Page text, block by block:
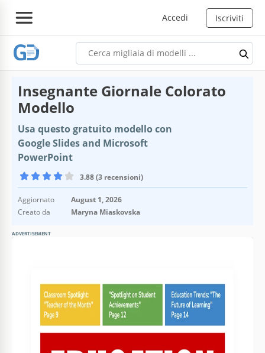
Accedi Iscriviti
Insegnante Giornale Colorato
Modello
Usa questo gratuito modello con
Google Slides and Microsoft
PowerPoint
3.88 (3 recensioni)
Aggiornato
August 1, 2026
Creato da
Maryna Miaskovska
ADVERTISEMENT